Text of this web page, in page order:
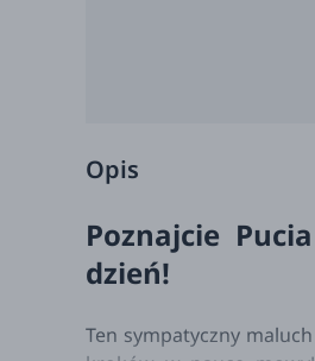
Opis
Poznajcie
dzień!
Ten sympatyczny